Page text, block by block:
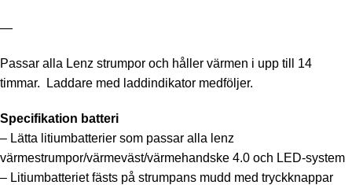
—
Passar alla Lenz strumpor och håller värmen i upp till 14
timmar. Laddare med laddindikator medföljer.
Specifikation batteri
– Lätta litiumbatterier som passar alla lenz
värmestrumpor/värmeväst/värmehandske 4.0 och LED-system
– Litiumbatteriet fästs på strumpans mudd med tryckknappar